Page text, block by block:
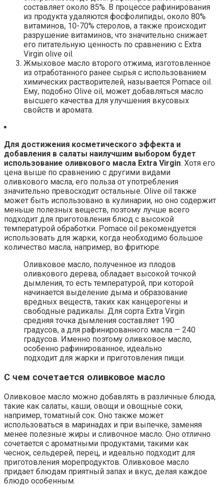
составляет около 85%. В процессе рафинирования
из продукта удаляются фосфолипиды, около 80%
витаминов, 10-70% стеролов, а также происходит
разрушение витаминов, что значительно снижает
его питательную ценность по сравнению с Extra
Virgin olive oil.
Жмыховое масло второго отжима, изготовленное
из отработанного ранее сырья с использованием
химических растворителей, называется Pomace oil.
Ему, подобно Olive oil, может добавляться масло
высшего качества для улучшения вкусовых
свойств и аромата.
Для достижения косметического эффекта и
добавления в салаты наилучшим выбором будет
использование оливкового масла Extra Virgin. Хотя его
цена выше по сравнению с другими видами
оливкового масла, его польза от употребления
значительно превосходит остальные. Olive oil также
может быть использовано в кулинарии, но оно содержит
меньше полезных веществ, поэтому лучше всего
подходит для приготовления блюд с высокой
температурой обработки. Pomace oil рекомендуется
использовать для жарки, когда необходимо большое
количество масла, например, во фритюре.
Оливковое масло, полученное из плодов
оливкового дерева, обладает высокой точкой
дымления, то есть температурой, при которой
начинается выделение дыма и образование
вредных веществ, таких как канцерогены и
свободные радикалы. Для сорта Ехtra Virgin
средняя точка дымления составляет 190
градусов, а для рафинированного масла — 240
градусов. Именно поэтому оливковое масло,
особенно рафинированное, идеально
подходит для жарки и приготовления пищи.
С чем сочетается оливковое масло
Оливковое масло можно добавлять в различные блюда,
такие как салаты, каши, овощи и овощные соки,
например, томатный сок. Оно также может
использоваться в маринадах и при выпечке, заменяя
менее полезные жиры и сливочное масло. Оно отлично
сочетается с ароматными продуктами, такими как
чеснок, сельдерей, перец, и идеально подходит для
приготовления морепродуктов. Оливковое масло
придает блюдам приятный запах и вкус, делая каждое
блюдо особенным.